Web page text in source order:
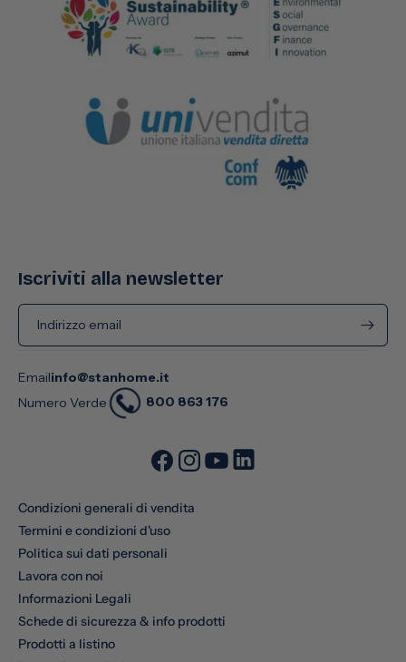
Iscriviti alla newsletter
Indirizzo email
Emailinfo@stanhome.it
Numero Verde
800 863 176
Condizioni generali di vendita
Termini e condizioni d'uso
Politica sui dati personali
Lavora con noi
Informazioni Legali
Schede di sicurezza & info prodotti
Prodotti a listino